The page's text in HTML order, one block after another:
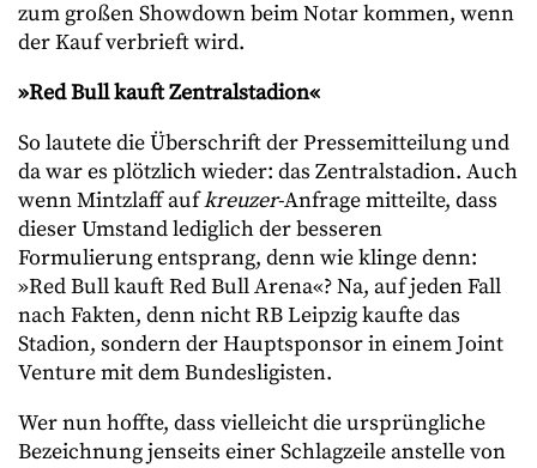
zum großen Showdown beim Notar kommen, wenn
der Kauf verbrieft wird.
»Red Bull kauft Zentralstadion«
So lautete die Überschrift der Pressemitteilung und
da war es plötzlich wieder: das Zentralstadion. Auch
wenn Mintzlaff aufkreuzer-Anfrage mitteilte, dass
dieser Umstand lediglich der besseren
Formulierung entsprang, denn wie klinge denn:
»Red Bull kauft Red Bull Arena«? Na, auf jeden Fall
nach Fakten, denn nicht RB Leipzig kaufte das
Stadion, sondern der Hauptsponsor in einem Joint
Venture mit dem Bundesligisten.
Wer nun hoffte, dass vielleicht die ursprüngliche
Bezeichnung jenseits einer Schlagzeile anstelle von